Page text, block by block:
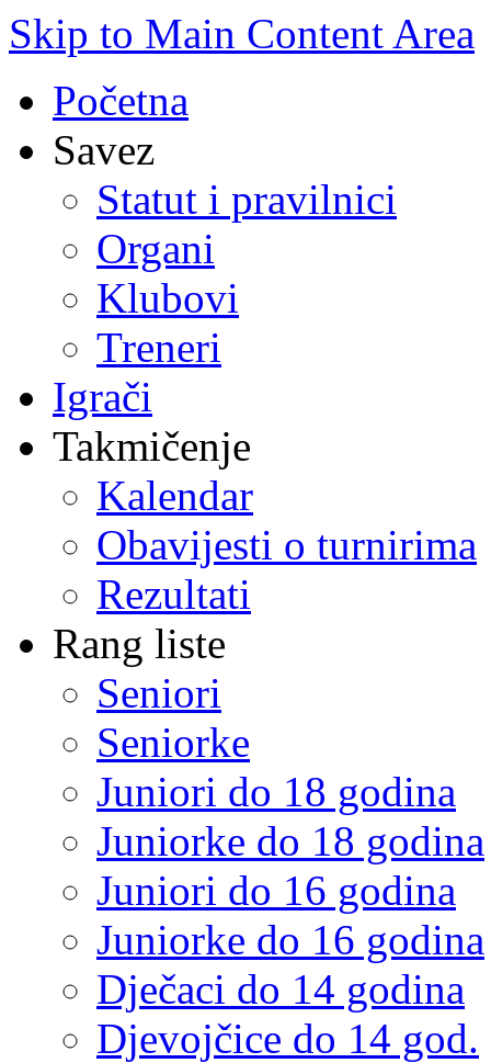
Skip to Main Content Area
Početna
Savez
Statut i pravilnici
Organi
Klubovi
Treneri
Igrači
Takmičenje
Kalendar
Obavijesti o turnirima
Rezultati
Rang liste
Seniori
Seniorke
Juniori do 18 godina
Juniorke do 18 godina
Juniori do 16 godina
Juniorke do 16 godina
Dječaci do 14 godina
Djevojčice do 14 god.